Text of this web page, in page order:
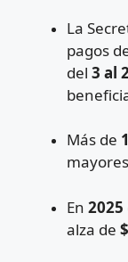
La
pagos
del 3 al
Más de
En 2025
alza de